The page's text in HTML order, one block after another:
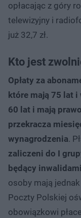
opłacając z góry
telewizyjny i
już 32,7 zł.
Kto jest
Opłaty za
które mają 75 lat i
60 lat i mają
przekracza
wynagrodzenia.
zaliczeni do I
będący
osoby mają
Poczty Polskiej
obowiązkowi